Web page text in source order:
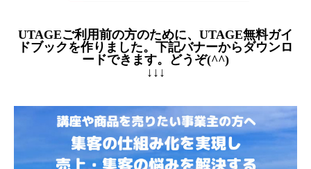
UTAGEご利用前の方のために、UTAGE無料ガイ
ドブックを作りました。下記バナーからダウンロ
ードできます。どうぞ(^^)
↓↓↓